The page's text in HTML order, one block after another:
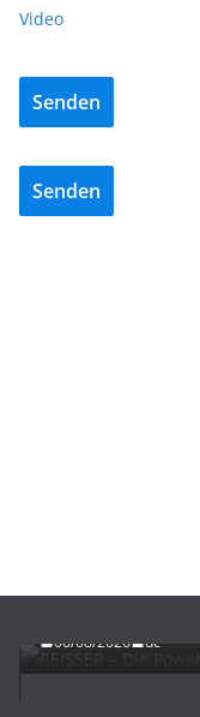
Video
Senden
Senden
REISSER – Die
06/08/2026 dc